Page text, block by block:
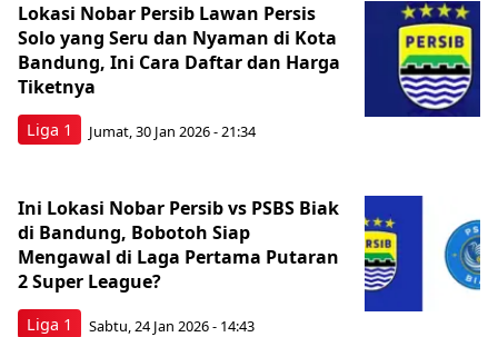
Liga 1
Lokasi Nobar Persib Lawan Persis
Solo yang Seru dan Nyaman di Kota
Bandung, Ini Cara Daftar dan Harga
Tiketnya
Jumat, 30 Jan 2026 - 21:34
Liga 1
Ini Lokasi Nobar Persib vs PSBS Biak
di Bandung, Bobotoh Siap
Mengawal di Laga Pertama Putaran
2 Super League?
Sabtu, 24 Jan 2026 - 14:43